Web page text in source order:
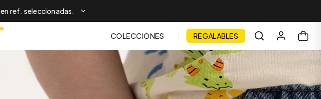
en ref. seleccionadas.
COLECCIONES REGALABLES